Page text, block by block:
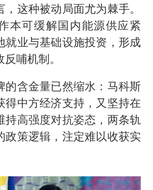
这种被动局面尤为棘手。
本可缓解国内能源供应紧
就业与基础设施投资，形成
哺机制。
的含金量已然缩水：马科斯
得中方经济支持，又坚持在
持高强度对抗姿态，两条轨
政策逻辑，注定难以收获实